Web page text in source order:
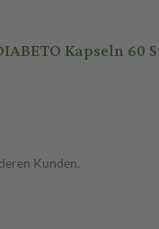
Kapseln 60
Kunden.